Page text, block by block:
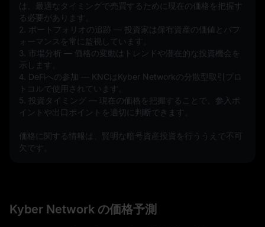
は、最適なタイミングで売買するために現在の価格を把握す
る必要があります。
2. ポートフォリオの追跡 — 投資家は保有資産の価値とパフ
ォーマンスを常に監視しています。
3. 市場分析 — 価格の変動はトレンドや潜在的な投資機会を
示します。
4. DeFiへの参加 — KNCはKyber Networkの分散型取引プロ
トコルで使用されています。
5. 投資タイミング — 現在の価格を把握することで、参入ポ
イントや出口ポイントを適切に判断できます。
価格に関する情報は、賢明な暗号資産投資を行ううえで不可
欠です。
Kyber Network の価格予測